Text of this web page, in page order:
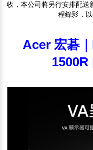
收，本公司將另行安排配送
程錄影，
Acer 宏碁
1500R